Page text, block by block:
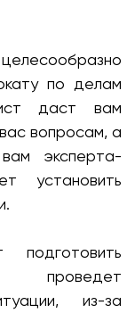
по делам
даст вам
вопросам, а
эксперта-
установить
подготовить
проведет
из-за